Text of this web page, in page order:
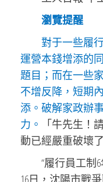
瀏覽提醒
對于一些履
運營本錢增添的
題目；而在一些
不增反降，短期
添。破解家政辦
力。
「牛先生！
動已經嚴重破壞
“履行員工制
16日，沈陽市戰